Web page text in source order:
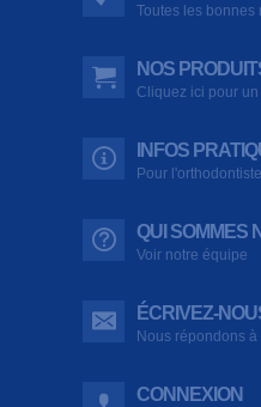
Toutes les bonnes
NOS
Cliquez ici pour
INFOS
Pour
QUI SOMMES
Voir notre équipe
ÉCRIVEZ-
Nous répondons
CONNEXION